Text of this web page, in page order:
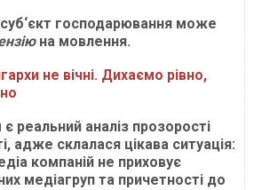
господарювання може
на мовлення.
не вічні. Дихаємо рівно,
реальний аналіз прозорості
адже склалася цікава ситуація:
компаній не приховує
медіагруп та причетності до